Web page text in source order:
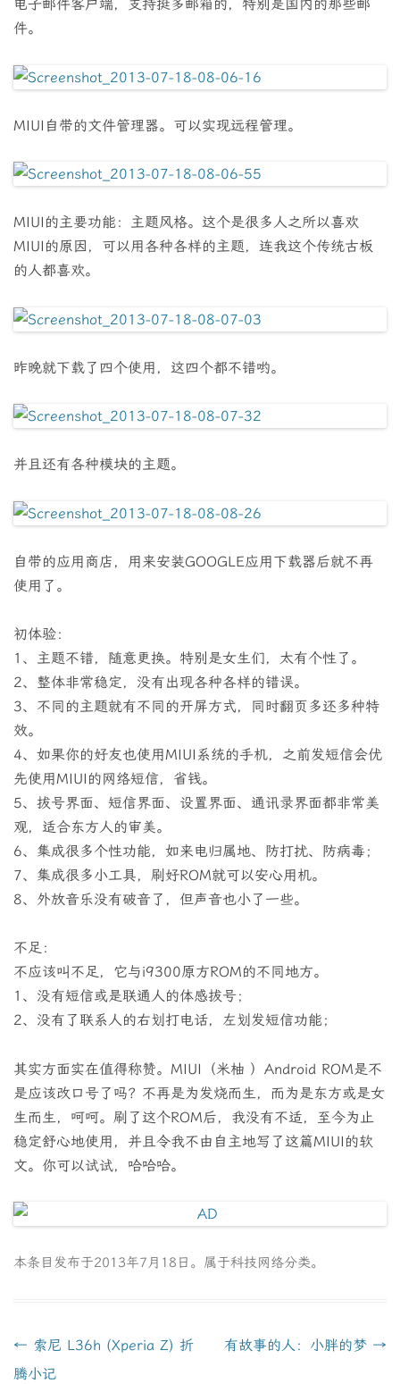
电子邮件客户端，支持挺多邮箱的，特别是国内的那些邮
件。
MIUI自带的文件管理器。可以实现远程管理。
MIUI的主要功能：主题风格。这个是很多人之所以喜欢
MIUI的原因，可以用各种各样的主题，连我这个传统古板
的人都喜欢。
昨晚就下载了四个使用，这四个都不错哟。
并且还有各种模块的主题。
自带的应用商店，用来安装GOOGLE应用下载器后就不再
使用了。
初体验：
1、主题不错，随意更换。特别是女生们，太有个性了。
2、整体非常稳定，没有出现各种各样的错误。
3、不同的主题就有不同的开屏方式，同时翻页多还多种特
效。
4、如果你的好友也使用MIUI系统的手机，之前发短信会优
先使用MIUI的网络短信，省钱。
5、拔号界面、短信界面、设置界面、通讯录界面都非常美
观，适合东方人的审美。
6、集成很多个性功能，如来电归属地、防打扰、防病毒；
7、集成很多小工具，刷好ROM就可以安心用机。
8、外放音乐没有破音了，但声音也小了一些。
不足：
不应该叫不足，它与i9300原方ROM的不同地方。
1、没有短信或是联通人的体感拔号；
2、没有了联系人的右划打电话，左划发短信功能；
其实方面实在值得称赞。MIUI（米柚 ）Android ROM是不
是应该改口号了吗？不再是为发烧而生，而为是东方或是女
生而生，呵呵。刷了这个ROM后，我没有不适，至今为止
稳定舒心地使用，并且令我不由自主地写了这篇MIUI的软
文。你可以试试，哈哈哈。
本条目发布于2013年7月18日 。属于科技网络分类。
文
章
← 索尼 L36h (Xperia Z) 折
腾小记
有故事的人：小胖的梦 →